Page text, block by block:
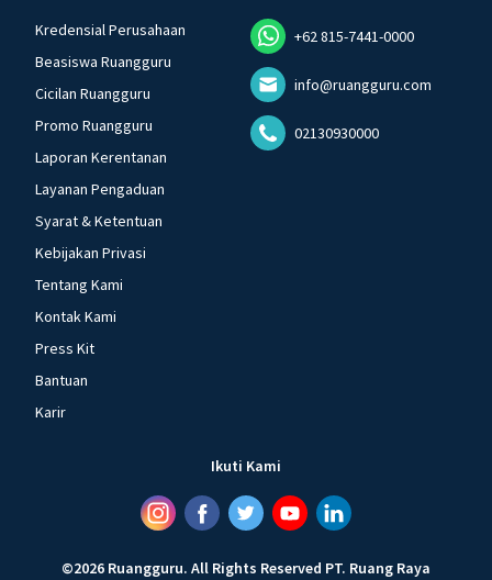
Kredensial Perusahaan
Beasiswa Ruangguru
Cicilan Ruangguru
Promo Ruangguru
Laporan Kerentanan
Layanan Pengaduan
Syarat & Ketentuan
Kebijakan Privasi
Tentang Kami
Kontak Kami
Press Kit
Bantuan
Karir
+62 815-7441-0000
info@ruangguru.com
02130930000
Ikuti Kami
©2026 Ruangguru. All Rights Reserved PT. Ruang Raya